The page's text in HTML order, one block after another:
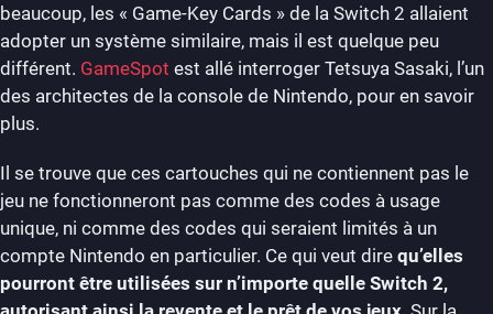
beaucoup, les « Game-Key Cards » de la Switch 2 allaient
adopter un système similaire, mais il est quelque peu
différent. GameSpot est allé interroger Tetsuya Sasaki, l’un
des architectes de la console de Nintendo, pour en savoir
plus.
Il se trouve que ces cartouches qui ne contiennent pas le
jeu ne fonctionneront pas comme des codes à usage
unique, ni comme des codes qui seraient limités à un
compte Nintendo en particulier. Ce qui veut dire qu’elles
pourront être utilisées sur n’importe quelle Switch 2,